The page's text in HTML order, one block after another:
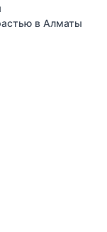
в Алматы